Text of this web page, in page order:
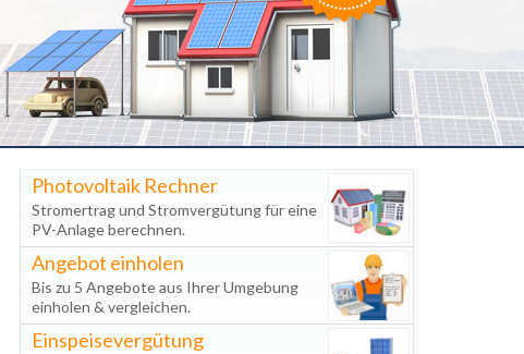
Photovoltaik Rechner
Stromertrag und Stromvergütung für eine
PV-Anlage berechnen.
Angebot einholen
Bis zu 5 Angebote aus Ihrer Umgebung
einholen & vergleichen.
Einspeisevergütung